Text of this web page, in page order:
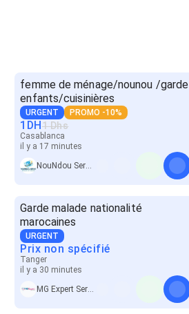
femme de ménage/nounou /garde
enfants/cuisinières
URGENT PROMO -10%
1 DH 1 Dhs
Casablanca
il y a 17 minutes
NouNdou SerVice
Garde malade nationalité
marocaines
URGENT
Prix non spécifié
Tanger
il y a 30 minutes
MG Expert Service